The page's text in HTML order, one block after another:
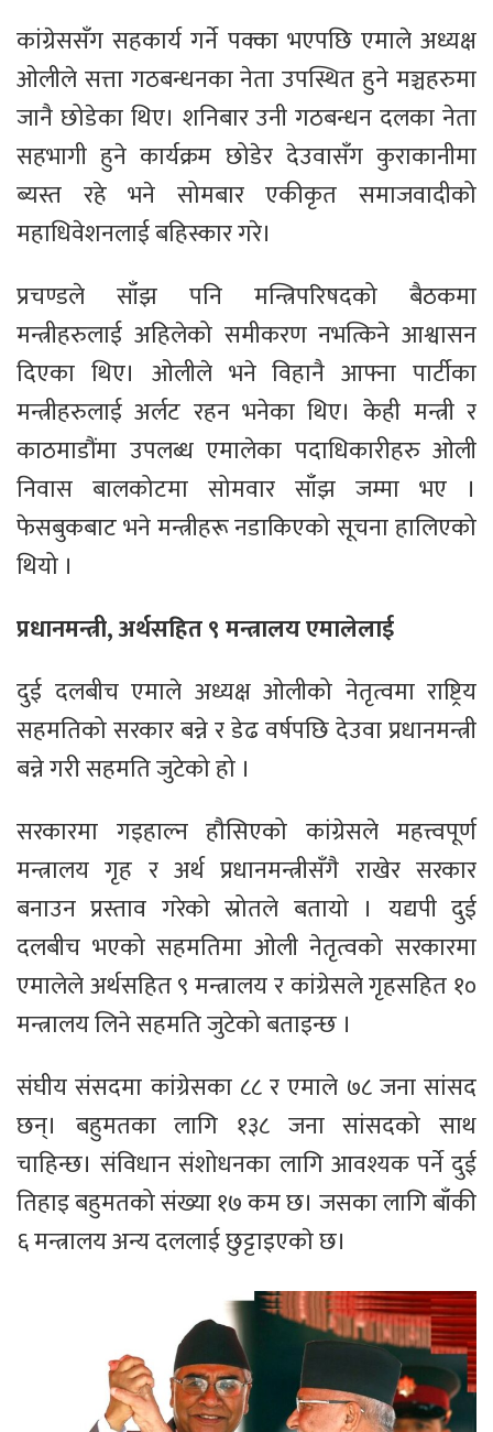
कांग्रेससँग सहकार्य गर्ने पक्का भएपछि एमाले अध्यक्ष
ओलीले सत्ता गठबन्धनका नेता उपस्थित हुने मञ्चहरुमा
जानै छोडेका थिए। शनिबार उनी गठबन्धन दलका नेता
सहभागी हुने कार्यक्रम छोडेर देउवासँग कुराकानीमा
ब्यस्त रहे भने सोमबार एकीकृत समाजवादीको
महाधिवेशनलाई बहिस्कार गरे।
प्रचण्डले साँझ पनि मन्त्रिपरिषदको बैठकमा
मन्त्रीहरुलाई अहिलेको समीकरण नभत्किने आश्वासन
दिएका थिए। ओलीले भने विहानै आफ्ना पार्टीका
मन्त्रीहरुलाई अर्लट रहन भनेका थिए। केही मन्त्री र
काठमाडौंमा उपलब्ध एमालेका पदाधिकारीहरु ओली
निवास बालकोटमा सोमवार साँझ जम्मा भए ।
फेसबुकबाट भने मन्त्रीहरू नडाकिएको सूचना हालिएको
थियो ।
प्रधानमन्त्री, अर्थसहित ९ मन्त्रालय एमालेलाई
दुई दलबीच एमाले अध्यक्ष ओलीको नेतृत्वमा राष्ट्रिय
सहमतिको सरकार बन्ने र डेढ वर्षपछि देउवा प्रधानमन्त्री
बन्ने गरी सहमति जुटेको हो ।
सरकारमा गइहाल्न हौसिएको कांग्रेसले महत्त्वपूर्ण
मन्त्रालय गृह र अर्थ प्रधानमन्त्रीसँगै राखेर सरकार
बनाउन प्रस्ताव गरेको स्रोतले बतायो । यद्यपी दुई
दलबीच भएको सहमतिमा ओली नेतृत्वको सरकारमा
एमालेले अर्थसहित ९ मन्त्रालय र कांग्रेसले गृहसहित १०
मन्त्रालय लिने सहमति जुटेको बताइन्छ ।
संघीय संसदमा कांग्रेसका ८८ र एमाले ७८ जना सांसद
छन्। बहुमतका लागि १३८ जना सांसदको साथ
चाहिन्छ। संविधान संशोधनका लागि आवश्यक पर्ने दुई
तिहाइ बहुमतको संख्या १७ कम छ। जसका लागि बाँकी
६ मन्त्रालय अन्य दललाई छुट्टाइएकाे छ।